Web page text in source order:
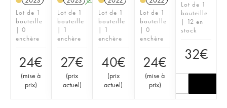
Lot de 1
bouteille
| 0
enchère
24€
(mise à
prix)
Lot de 1
bouteille
| 1
enchère
27€
(prix
actuel)
Lot de 1
bouteille
| 1
enchère
40€
(prix
actuel)
Lot de 1
bouteille
| 0
enchère
24€
(mise à
prix)
Lot de 1
bouteille
| 12 en
stock
32€